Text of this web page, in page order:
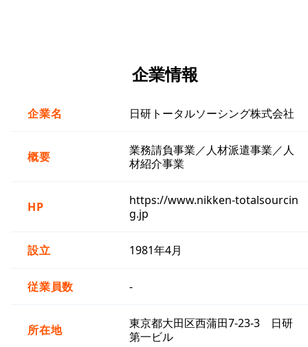
企業情報
企業名 日研トータルソーシング株式会社
概要
業務請負事業／人材派遣事業／人
材紹介事業
HP
https://www.nikken-totalsourcin
g.jp
設立 1981年4月
従業員数 -
所在地
東京都大田区西蒲田7-23-3 日研
第一ビル